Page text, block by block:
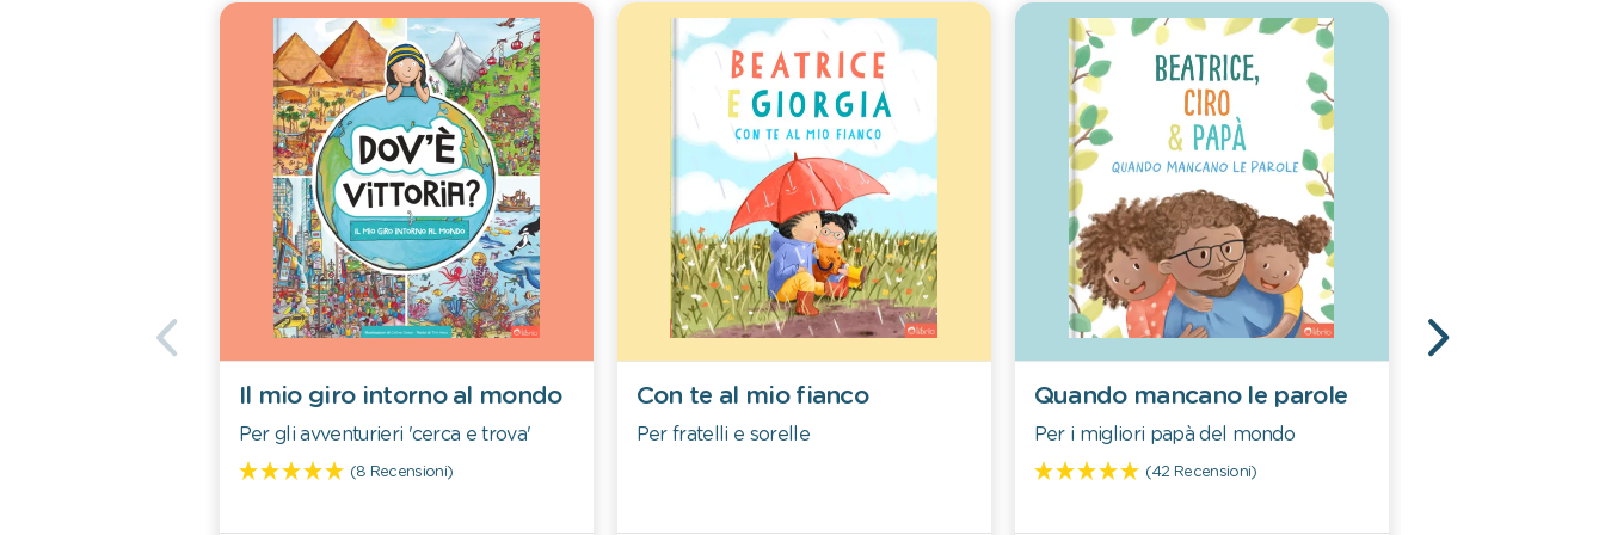
Il mio giro intorno al mondo
Per gli avventurieri 'cerca e trova'
(8 Recensioni)
Con te al mio fianco
Per fratelli e sorelle
Quando mancano le parole
Per i migliori papà del mondo
(42 Recensioni)